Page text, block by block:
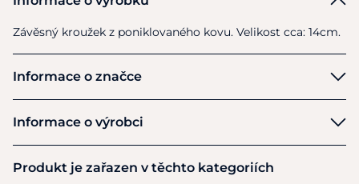
Závěsný kroužek z poniklovaného kovu. Velikost cca: 14cm.
Informace o značce
Ekkia
Informace o výrobci
Ekkia Export
Produkt je zařazen v těchto kategoriích